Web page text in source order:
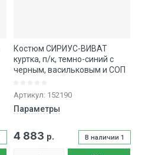
Костюм СИРИУС-ВИВАТ
куртка, п/к, темно-синий с
черным, васильковым и СОП
Артикул: 152190
Параметры
В наличии 1
4 883 р.